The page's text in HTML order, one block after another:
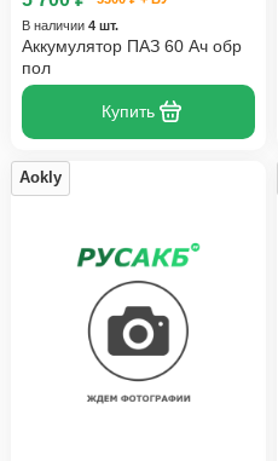
В наличии 4 шт.
Аккумулятор ПАЗ 60 Ач обр
пол
Купить
Aokly